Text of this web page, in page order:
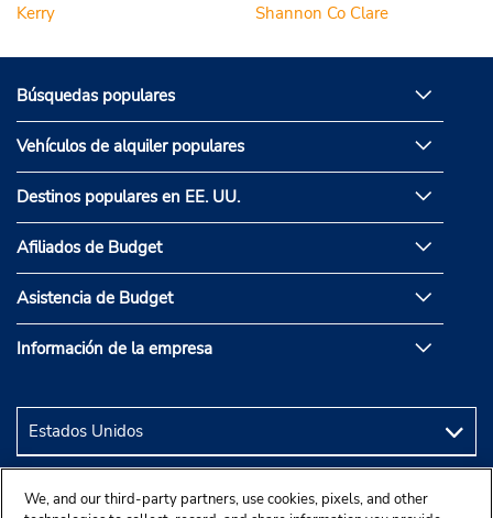
Kerry
Shannon Co Clare
Búsquedas populares
Vehículos de alquiler populares
Destinos populares en EE. UU.
Afiliados de Budget
Asistencia de Budget
Información de la empresa
We, and our third-party partners, use cookies, pixels, and other